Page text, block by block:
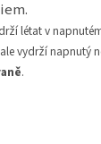
létat v
vydrží napnutý
.